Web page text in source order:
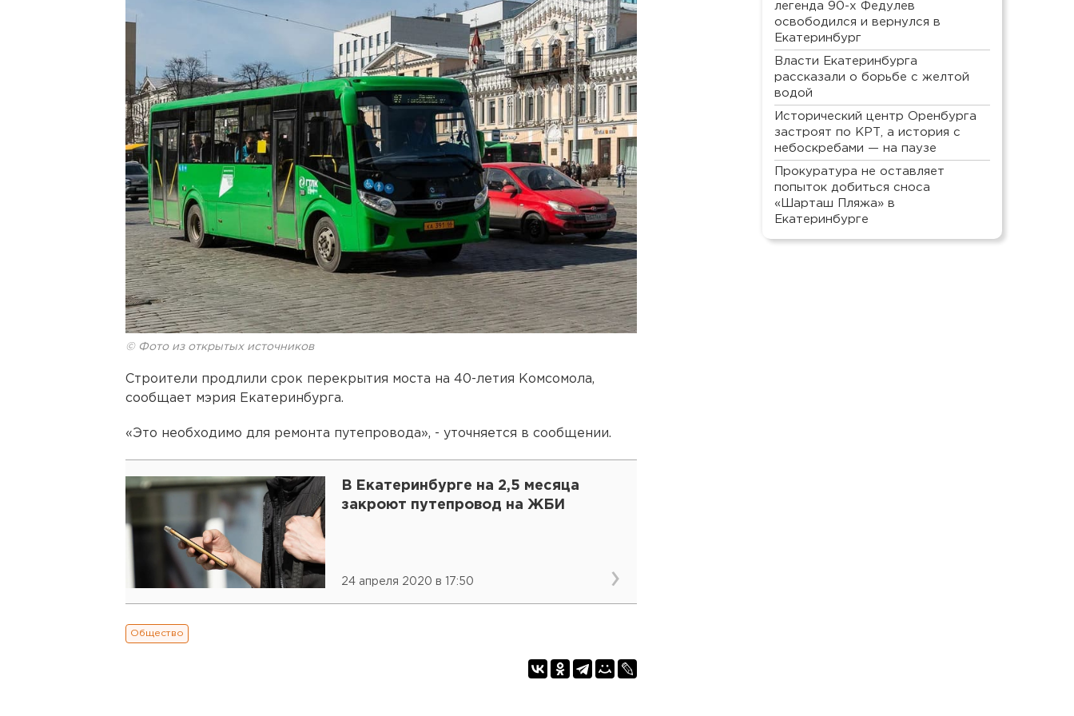
© Фото из открытых источников
Строители продлили срок перекрытия моста на 40-летия Комсомола,
сообщает мэрия Екатеринбурга.
«Это необходимо для ремонта путепровода», - уточняется в сообщении.
В Екатеринбурге на 2,5 месяца
закроют путепровод на ЖБИ
24 апреля 2020 в 17:50
Общество
легенда 90-х Федулев
освободился и вернулся в
Екатеринбург
Власти Екатеринбурга
рассказали о борьбе с желтой
водой
Исторический центр Оренбурга
застроят по КРТ, а история с
небоскребами — на паузе
Прокуратура не оставляет
попыток добиться сноса
«Шарташ Пляжа» в
Екатеринбурге